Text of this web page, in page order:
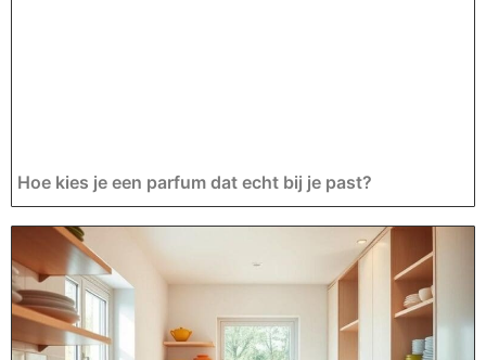
Hoe kies je een parfum dat echt bij je past?